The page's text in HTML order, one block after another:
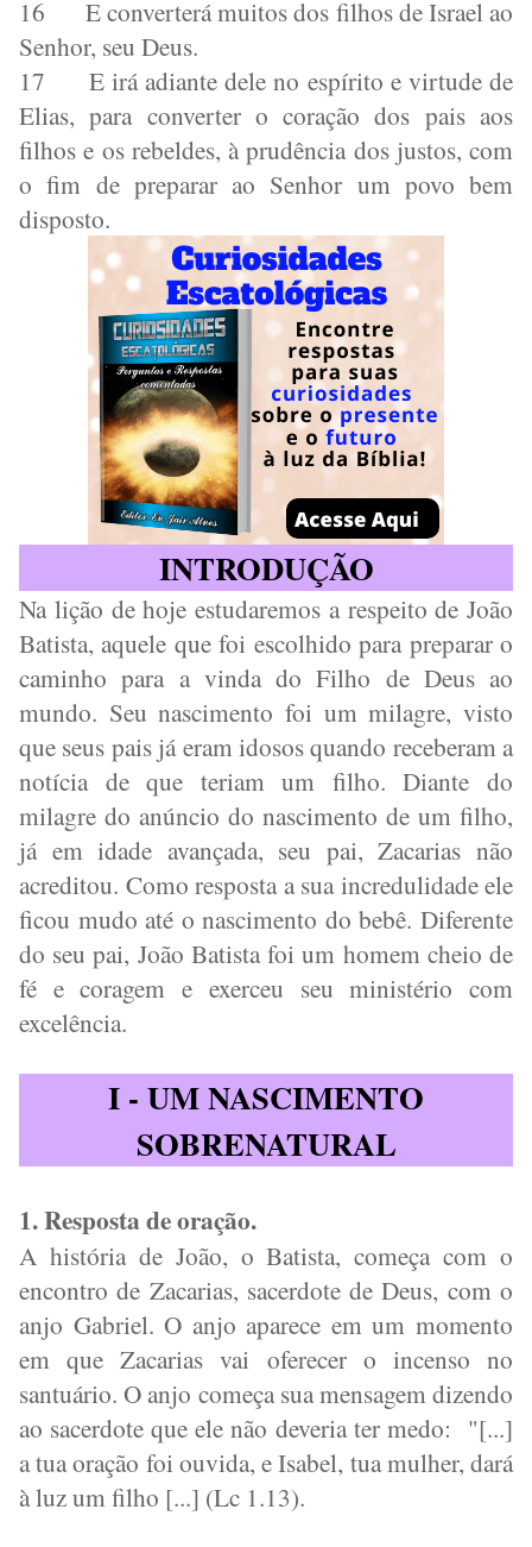
16
E converterá muitos dos filhos de Israel ao
Senhor, seu Deus.
17
E irá adiante dele no espírito e virtude de
Elias, para converter o coração dos pais aos
filhos e os rebeldes, à prudência dos justos, com
o fim de preparar ao Senhor um povo bem
disposto.
INTRODUÇÃO
Na lição de hoje estudaremos a respeito de João
Batista, aquele que foi escolhido para preparar o
caminho para a vinda do Filho de Deus ao
mundo. Seu nascimento foi um milagre, visto
que seus pais já eram idosos quando receberam a
notícia de que teriam um filho. Diante do
milagre do anúncio do nascimento de um filho,
já em idade avançada, seu pai, Zacarias não
acreditou. Como resposta a sua incredulidade ele
ficou mudo até o nascimento do bebê. Diferente
do seu pai, João Batista foi um homem cheio de
fé e coragem e exerceu seu ministério com
excelência.
I - UM NASCIMENTO
SOBRENATURAL
1. Resposta de oração.
A história de João, o Batista, começa com o
encontro de Zacarias, sacerdote de Deus, com o
anjo Gabriel. O anjo aparece em um momento
em que Zacarias vai oferecer o incenso no
santuário. O anjo começa sua mensagem dizendo
ao sacerdote que ele não deveria ter medo: "[...]
a tua oração foi ouvida, e Isabel, tua mulher, dará
à luz um filho [...] (Lc 1.13).